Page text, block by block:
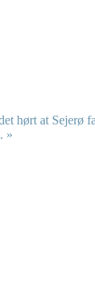
hørt at Sejerø
»